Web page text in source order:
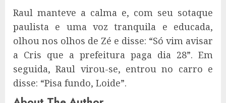
Raul manteve a calma e, com seu sotaque
paulista e uma voz tranquila e educada,
olhou nos olhos de Zé e disse: “Só vim avisar
a Cris que a prefeitura paga dia 28”. Em
seguida, Raul virou-se, entrou no carro e
disse: “Pisa fundo, Loide”.